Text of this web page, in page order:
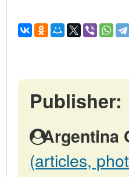
Publisher:
Argentina
(articles,